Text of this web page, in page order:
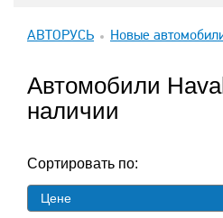
АВТОРУСЬ Новые
Автомобили
наличии
Сортировать по: